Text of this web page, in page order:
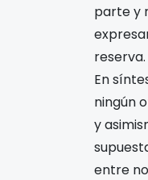
parte y
reserva.
En
ningún
y
entre